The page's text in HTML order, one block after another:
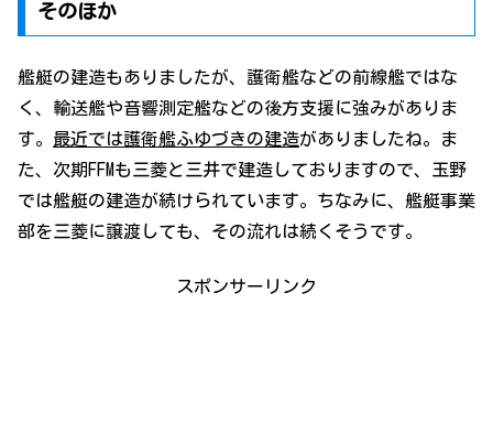
そのほか
艦艇の建造もありましたが、護衛艦などの前線艦ではな
く、輸送艦や音響測定艦などの後方支援に強みがありま
す。 最近では護衛艦ふゆづきの建造がありましたね。ま
た、次期FFMも三菱と三井で建造しておりますので、玉野
では艦艇の建造が続けられています。ちなみに、艦艇事業
部を三菱に譲渡しても、その流れは続くそうです。
スポンサーリンク